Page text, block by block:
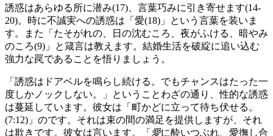
誘惑はあらゆる所に潜み(17)、言葉巧みに引き寄せます(14-
20)。時に不誠実への誘惑は「愛(18)」という言葉を装いま
す。また「たそがれの、日の沈むころ、夜がふける、暗やみ
のころ(9)」と箴言は教えます。結婚生活を破綻に追い込む
強力な罠であることを悟りましょう。
「誘惑はドアベルを鳴らし続ける。でもチャンスはたった一
度しかノックしない。」ということわざの通り、性的な誘惑
は蔓延しています。彼女は「町かどに立って待ち伏せる。
(7:12)」のです。それは束の間の満足を提供しますが、それ
は欺きです。彼女は言います。「 愛に酔いつぶれ、愛撫し合